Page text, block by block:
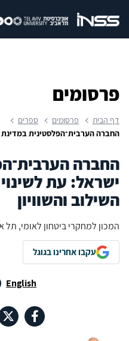
פרסומים
דף הבית פרסומים
ספרים
החברה הערבית־הפלסטינית במדינת ישראל:
החברה
ישראל: עת
השילוב והשוויון
המכון למחקרי ביטחון לאומי, תל אביב,
עקבו אחרינו בגוגל
English